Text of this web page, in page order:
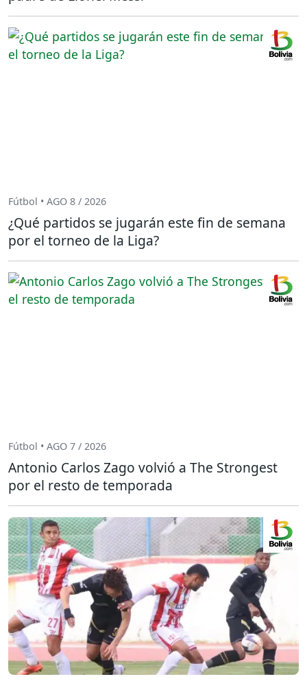
Fútbol • AGO 8 / 2026
¿Qué partidos se jugarán este fin de semana
por el torneo de la Liga?
Fútbol • AGO 7 / 2026
Antonio Carlos Zago volvió a The Strongest
por el resto de temporada